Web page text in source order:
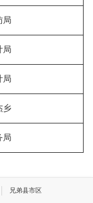
局
局
局
乡
局
兄弟县市区